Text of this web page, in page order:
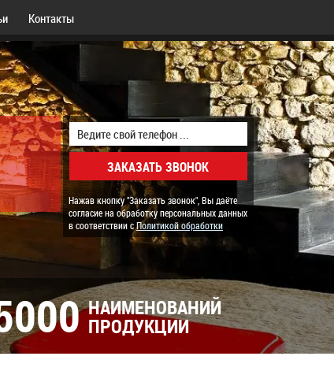
Контакты
Нажав кнопку "Заказать звонок", Вы даёте
согласие на обработку персональных данных
в соответствии сПолитикой обработки
НАИМЕНОВАНИЙ
ПРОДУКЦИИ